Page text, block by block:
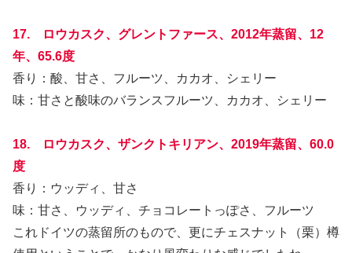
17. ロウカスク、グレントファース、2012年蒸留、12
年、65.6度
香り：酸、甘さ、フルーツ、カカオ、シェリー
味：甘さと酸味のバランスフルーツ、カカオ、シェリー
18. ロウカスク、ザンクトキリアン、2019年蒸留、60.0
度
香り：ウッディ、甘さ
味：甘さ、ウッディ、チョコレートっぽさ、フルーツ
これドイツの蒸留所のもので、更にチェスナット（栗）樽